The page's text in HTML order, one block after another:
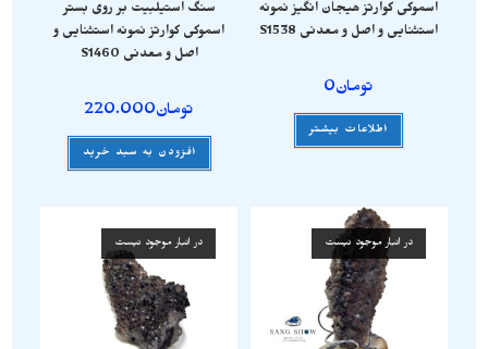
اسموکی کوارتز هیجان انگیز نمونه
استثنایی و اصل و معدنی S1538
تومان0
اطلاعات بیشتر
سنگ استیلبیت بر روی بستر
اسموکی کوارتز نمونه استثنایی و
اصل و معدنی S1460
تومان220.000
افزودن به سبد خرید
در انبار موجود نیست در انبار موجود نیست